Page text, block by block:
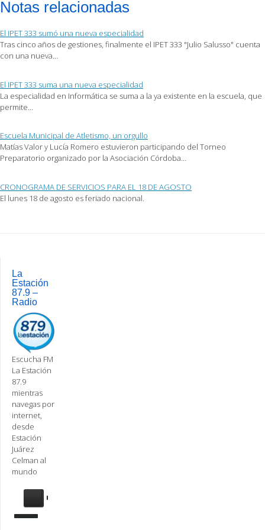
correo
electrónico
amigo
(Se
abre
en
Facebook
(Se
una
ventana
nueva)
Twitter
(Se
una
ventana
nueva)
Notas relacionadas
El IPET 333 sumó una nueva especialidad
Tras cinco años de gestiones, finalmente el IPET 333 "Julio Salusso" cuenta
con una nueva…
El IPET 333 suma una nueva especialidad
La especialidad en Informática se suma a la ya existente en la escuela, que
permite…
Escuela Municipal de Atletismo, un orgullo
Matías Valor y Lucía Romero estuvieron participando del Torneo
Preparatorio organizado por la Asociación Córdoba…
CRONOGRAMA DE SERVICIOS PARA EL 18 DE AGOSTO
El lunes 18 de agosto es feriado nacional.
navigation
La
Estación
87.9 –
Radio
Escucha FM
La Estación
87.9
mientras
navegas por
internet,
desde
Estación
Juárez
Celman al
mundo